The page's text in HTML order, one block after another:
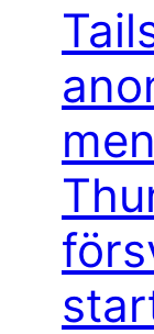
men